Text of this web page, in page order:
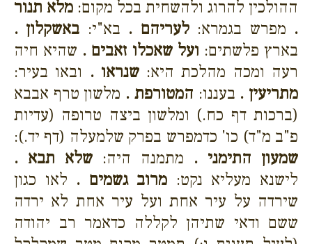
ההולכין להרוג ולהשחית בכל מקום: מלא תנור
. מפרש בגמרא:לעריהם . בא"י: באשקלון .
בארץ פלשתים: ועל שאכלו זאבים . שהיא חיה
רעה ומכה מהלכת היא:שנראו . ובאו בעיר:
מתריעין . בעננו: המטורפת . מלשון טרף אבבא
(ברכות דף כח.) ומלשון ביצה טרופה (עדיות
פ"ב מ"ד) כו' כדמפרש בפרק שלמעלה (דף יד.):
שמעון התימני . מתמנה היה: שלא תבא .
לישנא מעליא נקט: מרוב גשמים . לאו כגון
שירדה על עיר אחת ועל עיר אחת לא ירדה
ששם ודאי שתיהן לקללה כדאמר רב יהודה